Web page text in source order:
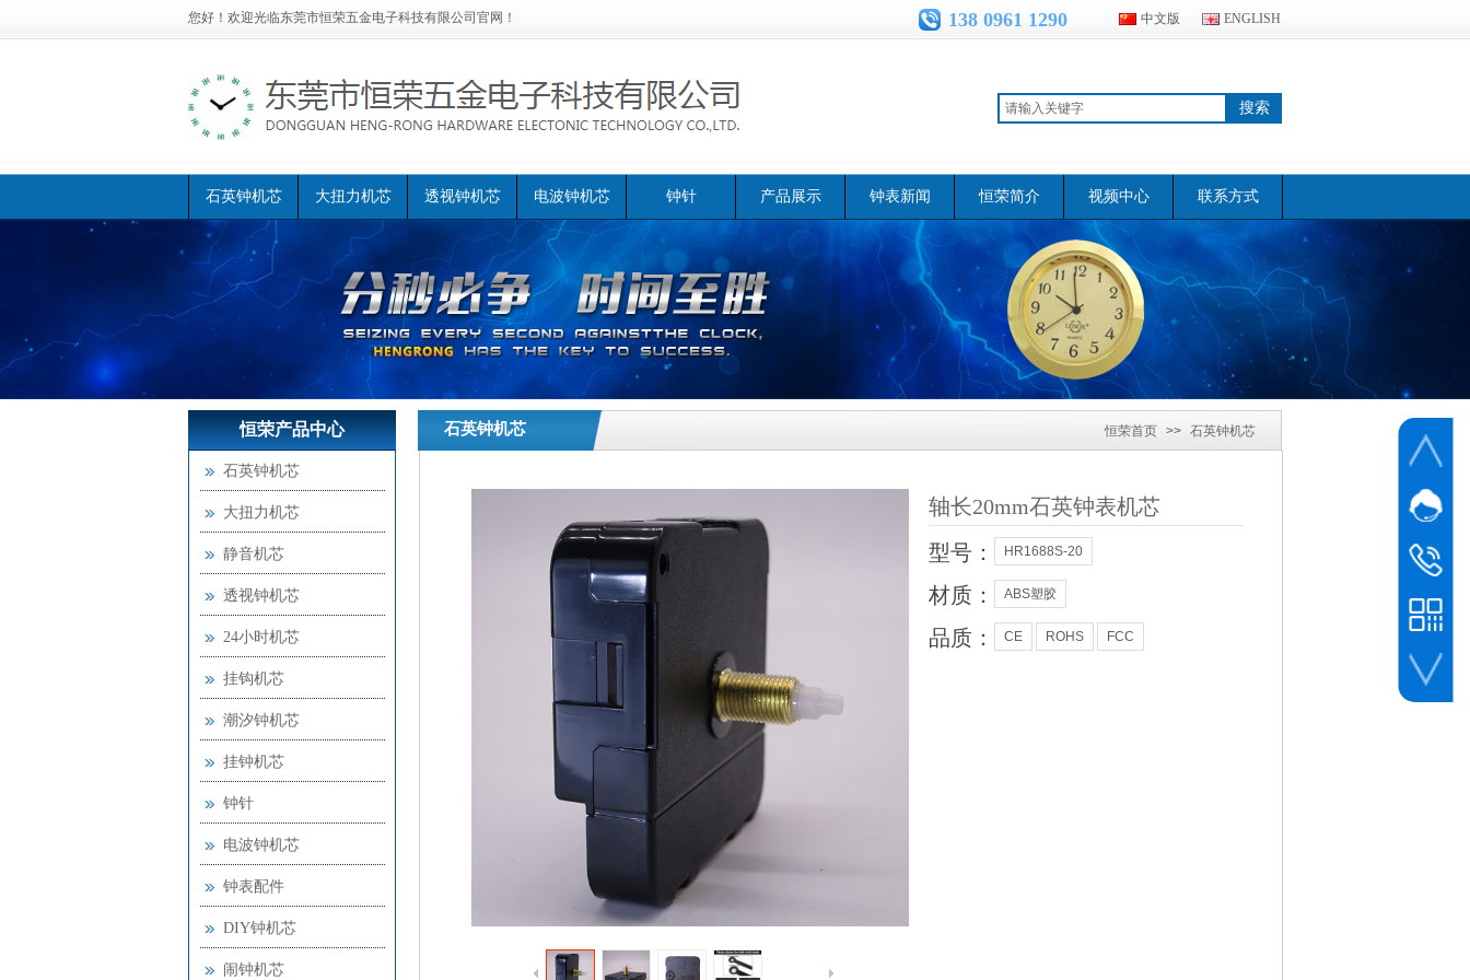
您好！欢迎光临东莞市恒荣五金电子科技有限公司官网！
搜索
138 0961 1290 中文版 ENGLISH
石英钟机芯 大扭力机芯 透视钟机芯 电波钟机芯 钟针 产品展示 钟表新闻 恒荣简介 视频中心 联系方式
恒荣产品中心
恒荣首页 >> 石英钟机芯
芯
恒荣首页 >>
石英钟机芯
>> 轴长20mm石英钟表机芯
轴长20mm石英钟表机芯
型号：
HR1688S-20
材质： ABS塑胶
品质： CE ROHS FCC
石英钟机芯
大扭力机芯
静音机芯
透视钟机芯
24小时机芯
挂钩机芯
潮汐钟机芯
挂钟机芯
钟针
电波钟机芯
钟表配件
DIY钟机芯
闹钟机芯
网站客
业务
黎先生